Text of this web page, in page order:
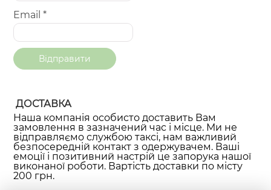
Email*
ДОСТАВКА
Наша компанія особисто доставить Вам
замовлення в зазначений час і місце. Ми не
відправляємо службою таксі, нам важливий
безпосередній контакт з одержувачем. Ваші
емоції і позитивний настрій це запорука нашої
виконаної роботи. Вартість доставки по місту
200 грн.